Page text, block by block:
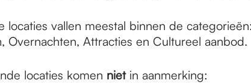
locaties vallen meestal binnen de
Overnachten, Attracties en Cultureel aanbod.
locaties komen nietin aanmerking: